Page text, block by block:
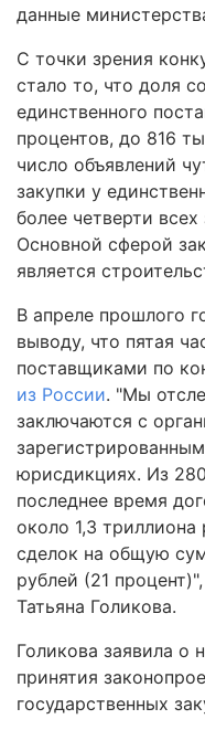
данные
С точки зрения
стало то, что доля
единственного
процентов, до 816
число объявлений
закупки у
более четверти
Основной сферой
является
В апреле прошлого
выводу, что пятая
поставщиками по
из России. "Мы
заключаются с
юрисдикциях. Из
последнее время
около 1,3
сделок на общую
рублей (21
Татьяна Голикова.
Голикова заявила о
принятия
государственных